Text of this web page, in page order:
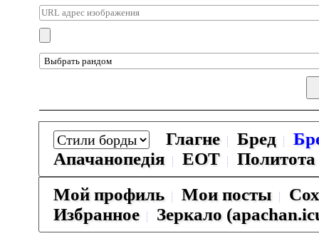
Глагне Бред
Апачанопедiя
ЕОТ
Политота
Мой профиль
Мои посты
Избранное
Зеркало